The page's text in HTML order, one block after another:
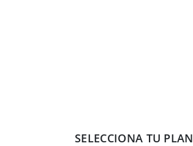
SELECCIONA TU PLAN